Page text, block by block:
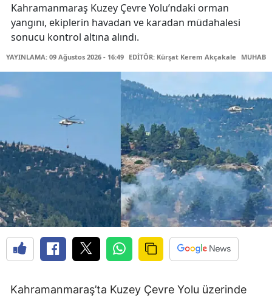
Kahramanmaraş Kuzey Çevre Yolu’ndaki orman
yangını, ekiplerin havadan ve karadan müdahalesi
sonucu kontrol altına alındı.
YAYINLAMA: 09 Ağustos 2026 - 16:49 EDİTÖR: Kürşat Kerem Akçakale
Kahramanmaraş’ta Kuzey Çevre Yolu üzerinde